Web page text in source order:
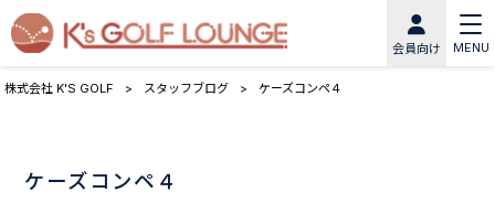
会員向け MENU
株式会社 K'S GOLF > スタッフブログ > ケーズコンペ４
ケーズコンペ４